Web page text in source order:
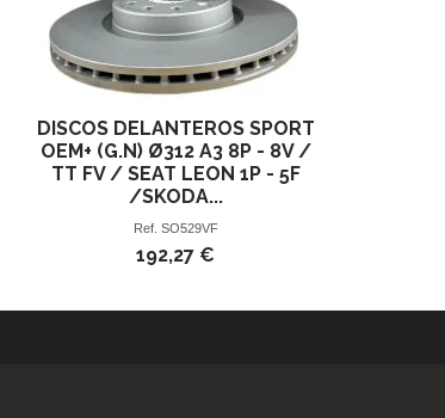
DISCOS DELANTEROS SPORT
OEM+ (G.N) Ø312 A3 8P - 8V /
TT FV / SEAT LEON 1P - 5F
/SKODA...
Ref. SO529VF
192,27 €